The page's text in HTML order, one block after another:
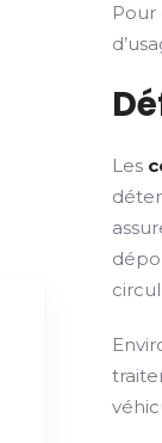
Les